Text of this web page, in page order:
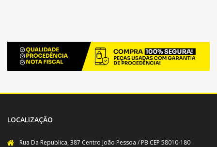
LOCALIZAÇÃO
Rua Da Republica, 387 Centro João Pessoa / PB CEP 58010-180